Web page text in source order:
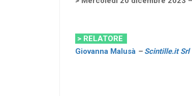
> RELATORE
Giovanna Malusà – Scintille.it Srl